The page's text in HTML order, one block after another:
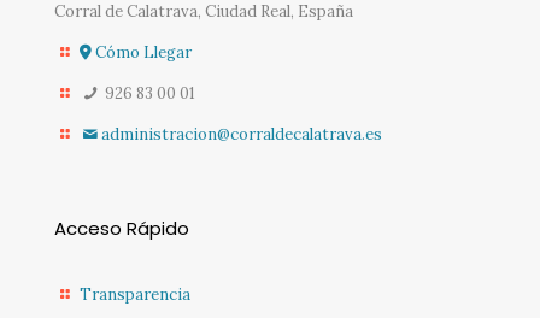
Corral de Calatrava, Ciudad Real, España
Cómo Llegar
926 83 00 01
administracion@corraldecalatrava.es
Acceso Rápido
Transparencia